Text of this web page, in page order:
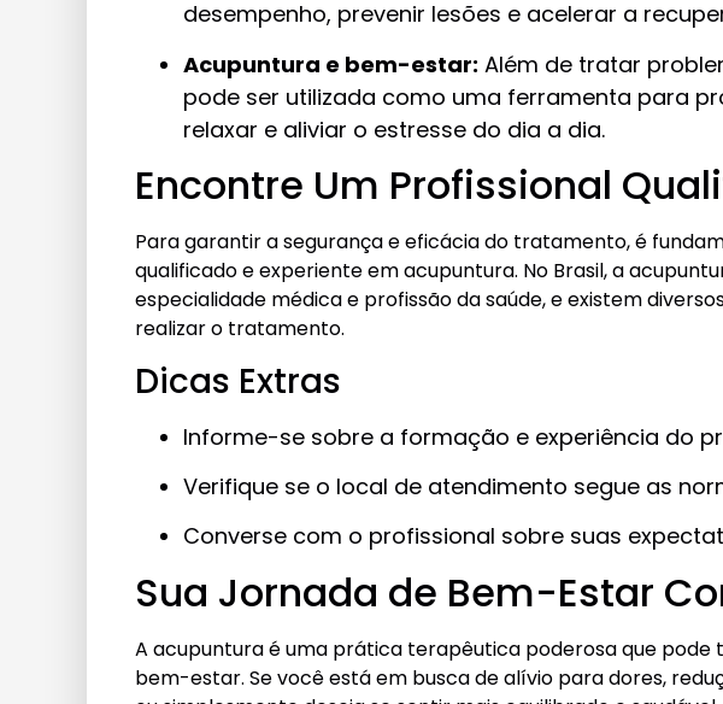
desempenho, prevenir lesões e acelerar a
Acupuntura e bem-estar: Além de tratar
pode ser utilizada como uma ferramenta para
relaxar e aliviar o estresse do dia a dia.
Encontre Um Profissional
Para garantir a segurança e eficácia do tratamento, é
qualificado e experiente em acupuntura. No Brasil, a
especialidade médica e profissão da saúde, e existem
realizar o tratamento.
Dicas Extras
Informe-se sobre a formação e experiência do
Verifique se o local de atendimento segue as
Converse com o profissional sobre suas
Sua Jornada de Bem-Estar
A acupuntura é uma prática terapêutica poderosa que pode
bem-estar. Se você está em busca de alívio para dores,